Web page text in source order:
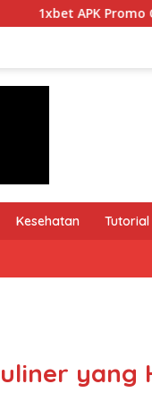
Promo Code
Kesehatan Tutorial
yang